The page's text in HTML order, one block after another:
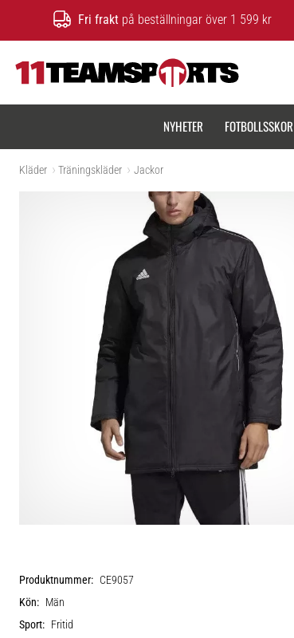
Fri frakt på beställningar över 1 599 kr
NYHETER FOTBOLLSSKOR
Kläder Träningskläder Jackor
Produktnummer: CE9057
Kön: Män
Sport: Fritid